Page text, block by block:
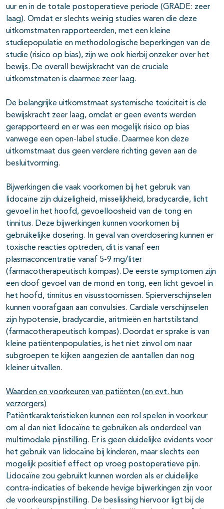
uur en in de totale postoperatieve periode (GRADE: zeer
laag). Omdat er slechts weinig studies waren die deze
uitkomstmaten rapporteerden, met een kleine
studiepopulatie en methodologische beperkingen van de
studie (risico op bias), zijn we ook hierbij onzeker over het
bewijs. De overall bewijskracht van de cruciale
uitkomstmaten is daarmee zeer laag.
De belangrijke uitkomstmaat systemische toxiciteit is de
bewijskracht zeer laag, omdat er geen events werden
gerapporteerd en er was een mogelijk risico op bias
vanwege een open-label studie. Daarmee kon deze
uitkomstmaat dus geen verdere richting geven aan de
besluitvorming.
Bijwerkingen die vaak voorkomen bij het gebruik van
lidocaïne zijn duizeligheid, misselijkheid, bradycardie, licht
gevoel in het hoofd, gevoelloosheid van de tong en
tinnitus. Deze bijwerkingen kunnen voorkomen bij
gebruikelijke dosering. In geval van overdosering kunnen er
toxische reacties optreden, dit is vanaf een
plasmaconcentratie vanaf 5-9 mg/liter
(farmacotherapeutisch kompas). De eerste symptomen zijn
een doof gevoel van de mond en tong, een licht gevoel in
het hoofd, tinnitus en visusstoornissen. Spierverschijnselen
kunnen voorafgaan aan convulsies. Cardiale verschijnselen
zijn hypotensie, bradycardie, aritmieën en hartstilstand
(farmacotherapeutisch kompas). Doordat er sprake is van
kleine patiëntenpopulaties, is het niet zinvol om naar
subgroepen te kijken aangezien de aantallen dan nog
kleiner uitvallen.
Waarden en voorkeuren van patiënten (en evt. hun
verzorgers)
Patiëntkarakteristieken kunnen een rol spelen in voorkeur
om al dan niet lidocaïne te gebruiken als onderdeel van
multimodale pijnstilling. Er is geen duidelijke evidents voor
het gebruik van lidocaïne bij kinderen, maar slechts een
mogelijk positief effect op vroeg postoperatieve pijn.
Lidocaïne zou gebruikt kunnen worden als er duidelijke
contra-indicaties of bekende hevige bijwerkingen zijn voor
de voorkeurspijnstilling. De beslissing hiervoor ligt bij de